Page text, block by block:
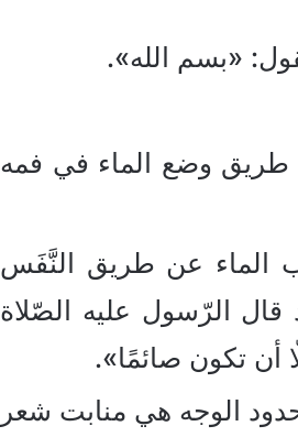
«بسم الله».
وضع الماء في فمه
الماء عن طريق النَّفَس
قال الرّسول عليه الصّلاة
أن تكون صائمًا».
الوجه هي منابت شعر